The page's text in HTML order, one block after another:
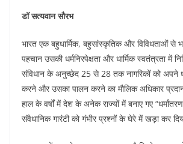
डॉ सत्यवान सौरभ
भारत एक बहुधार्मिक, बहुसांस्कृतिक और विविधताओं से
पहचान उसकी धर्मनिरपेक्षता और धार्मिक स्वतंत्रता में
संविधान के अनुच्छेद 25 से 28 तक नागरिकों को अपने
करने और उसका पालन करने का मौलिक अधिकार
हाल के वर्षों में देश के अनेक राज्यों में बनाए गए
संवैधानिक गारंटी को गंभीर प्रश्नों के घेरे में खड़ा कर